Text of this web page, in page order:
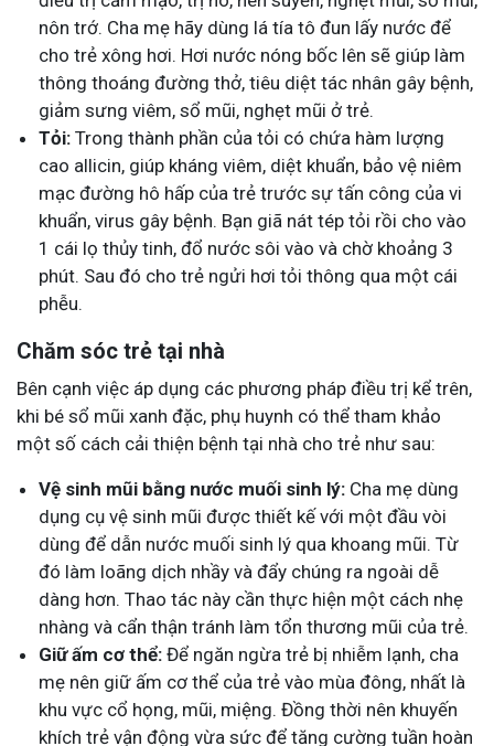
nôn trớ. Cha mẹ hãy dùng lá tía tô đun lấy nước để
cho trẻ xông hơi. Hơi nước nóng bốc lên sẽ giúp làm
thông thoáng đường thở, tiêu diệt tác nhân gây bệnh,
giảm sưng viêm, sổ mũi, nghẹt mũi ở trẻ.
Tỏi: Trong thành phần của tỏi có chứa hàm lượng
cao allicin, giúp kháng viêm, diệt khuẩn, bảo vệ niêm
mạc đường hô hấp của trẻ trước sự tấn công của vi
khuẩn, virus gây bệnh. Bạn giã nát tép tỏi rồi cho vào
1 cái lọ thủy tinh, đổ nước sôi vào và chờ khoảng 3
phút. Sau đó cho trẻ ngửi hơi tỏi thông qua một cái
phễu.
Chăm sóc trẻ tại nhà
Bên cạnh việc áp dụng các phương pháp điều trị kể trên,
khi bé sổ mũi xanh đặc, phụ huynh có thể tham khảo
một số cách cải thiện bệnh tại nhà cho trẻ như sau:
Vệ sinh mũi bằng nước muối sinh lý: Cha mẹ dùng
dụng cụ vệ sinh mũi được thiết kế với một đầu vòi
dùng để dẫn nước muối sinh lý qua khoang mũi. Từ
đó làm loãng dịch nhầy và đẩy chúng ra ngoài dễ
dàng hơn. Thao tác này cần thực hiện một cách nhẹ
nhàng và cẩn thận tránh làm tổn thương mũi của trẻ.
Giữ ấm cơ thể: Để ngăn ngừa trẻ bị nhiễm lạnh, cha
mẹ nên giữ ấm cơ thể của trẻ vào mùa đông, nhất là
khu vực cổ họng, mũi, miệng. Đồng thời nên khuyến
khích trẻ vận động vừa sức để tăng cường tuần hoàn